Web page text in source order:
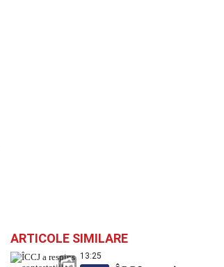
ARTICOLE SIMILARE
13:25